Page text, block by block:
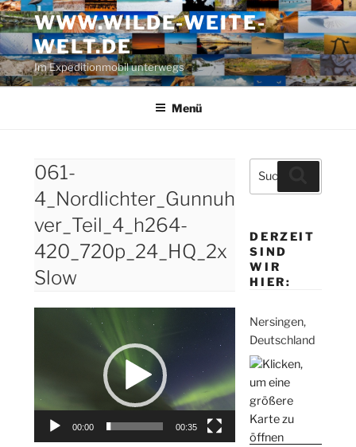
Zum
Inhalt
springen
WWW.WILDE-WEITE-
WELT.DE
Im Expeditionmobil unterwegs
Menü
061-
4_Nordlichter_Gunnuh
ver_Teil_4_h264-
420_720p_24_HQ_2x
Slow
00:00 00:35
Suche
nach:
DERZEIT
SIND
WIR
HIER:
Nersingen,
Deutschland